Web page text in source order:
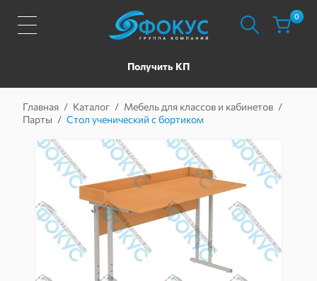
Получить КП
0
Главная / Каталог / Мебель для классов и кабинетов /
Парты / Стол ученический с бортиком